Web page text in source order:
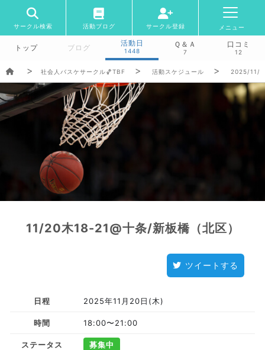
サークル検索 活動ブログ サークル登録 メニュー
トップ ブログ
活動日
1448
Ｑ＆Ａ
7
口コミ
12
社会人バスケサークル🏀TBF 活動スケジュール 2025/11/
11/20木18-21@十条/新板橋（北区）
ツイートする
日程 2025年11月20日(木)
時間 18:00〜21:00
ステータス 募集中